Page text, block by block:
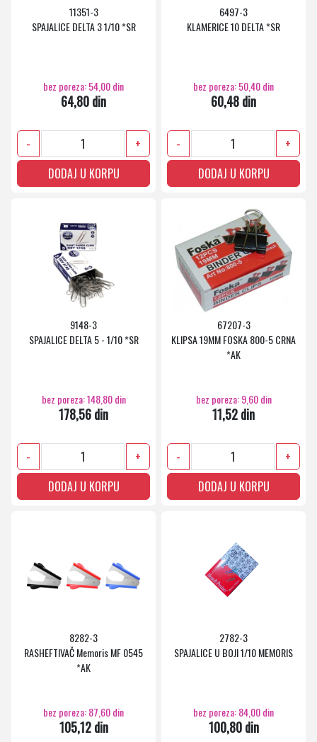
11351-3
SPAJALICE DELTA 3 1/10 *SR
bez poreza: 54,00 din
64,80 din
-
+
DODAJ U KORPU
6497-3
KLAMERICE 10 DELTA *SR
bez poreza: 50,40 din
60,48 din
-
+
DODAJ U KORPU
9148-3
SPAJALICE DELTA 5 - 1/10 *SR
bez poreza: 148,80 din
178,56 din
-
+
DODAJ U KORPU
67207-3
KLIPSA 19MM FOSKA 800-5 CRNA
*AK
bez poreza: 9,60 din
11,52 din
-
+
DODAJ U KORPU
8282-3
RASHEFTIVAČ Memoris MF 0545
*AK
bez poreza: 87,60 din
105,12 din
2782-3
SPAJALICE U BOJI 1/10 MEMORIS
bez poreza: 84,00 din
100,80 din